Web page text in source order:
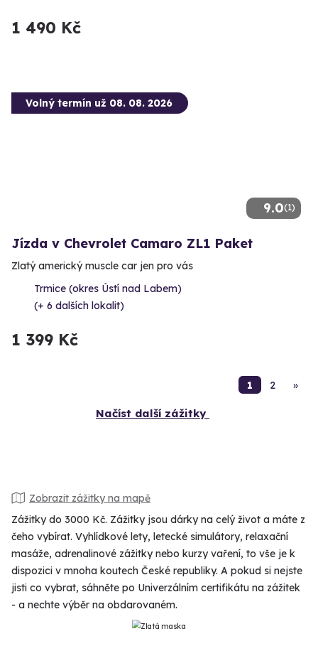
1 490 Kč
9.0(1)
Volný termín už 08. 08. 2026
Jízda v Chevrolet Camaro ZL1 Paket
Zlatý americký muscle car jen pro vás
Trmice (okres Ústí nad Labem)
(+ 6 dalších lokalit)
1 399 Kč
1 2 »
Načíst další zážitky
Zobrazit zážitky na mapě
Zážitky do 3000 Kč. Zážitky jsou dárky na celý život a máte z
čeho vybírat. Vyhlídkové lety, letecké simulátory, relaxační
masáže, adrenalinové zážitky nebo kurzy vaření, to vše je k
dispozici v mnoha koutech České republiky. A pokud si nejste
jisti co vybrat, sáhněte po Univerzálním certifikátu na zážitek
- a nechte výběr na obdarovaném.